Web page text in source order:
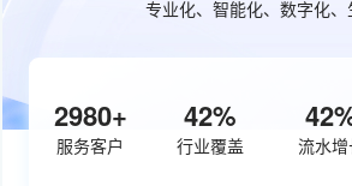
专业化、智能化、数字化、
3760+
服务客户
54%
行业覆盖 流水